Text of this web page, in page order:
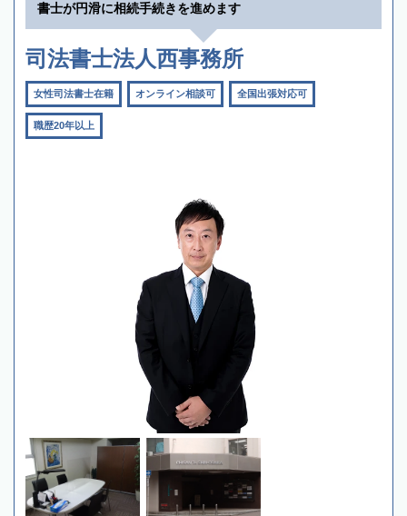
書士が円滑に相続手続きを進めます
司法書士法人西事務所
女性司法書士在籍 オンライン相談可 全国出張対応可
職歴20年以上